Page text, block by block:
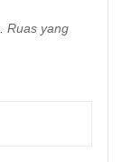
Ruas yang